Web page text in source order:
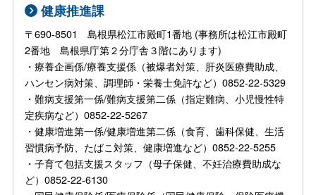
健康推進課
〒690-8501 島根県松江市殿町1番地 (事務所は松江市殿町
2番地 島根県庁第２分庁舎３階にあります)
・療養企画係/療養支援係（被爆者対策、肝炎医療費助成、
ハンセン病対策、調理師・栄養士免許など）0852-22-5329
・難病支援第一係/難病支援第二係（指定難病、小児慢性特
定疾病など）0852-22-5267
・健康増進第一係/健康増進第二係（食育、歯科保健、生活
習慣病予防、たばこ対策、健康増進など）0852-22-5255
・子育て包括支援スタッフ（母子保健、不妊治療費助成な
ど）0852-22-6130